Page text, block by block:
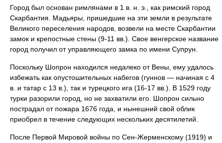
Город был основан римлянами в 1 в. н. э., как римский город
Скарбантия. Мадьяры, пришедшие на эти земли в результате
Великого переселения народов, возвели на месте Скарбантии
замок и крепостные стены (9-11 вв.). Свое венгерское название
город получил от управляющего замка по имени Супрун.
Поскольку Шопрон находился недалеко от Вены, ему удалось
избежать как опустошительных набегов (гуннов — начиная с 4
в. и татар с 13 в.), так и турецкого ига (16-17 вв.). В 1529 году
турки разорили город, но не захватили его. Шопрон сильно
пострадал от пожара 1676 года, и нынешний свой облик
приобрел в течение следующих нескольких десятилетий.
После Первой Мировой войны по Сен-Жерменскому (1919) и